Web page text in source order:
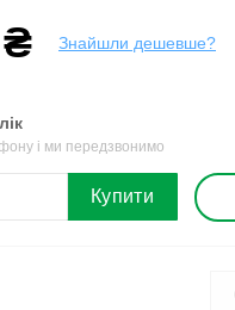
Знайшли дешевше?
і ми передзвонимо
Купити